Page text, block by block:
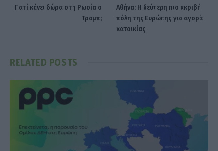
Γιατί κάνει δώρα στη Ρωσία ο
Τραμπ;
Αθήνα: Η δεύτερη πιο ακριβή
πόλη της Ευρώπης για αγορά
κατοικίας
RELATED POSTS